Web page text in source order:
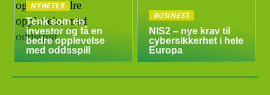
NYHETER
Tenk som en
investor og få en
bedre opplevelse
med oddsspill
BUSINESS
NIS2 – nye krav til
cybersikkerhet i hele
Europa